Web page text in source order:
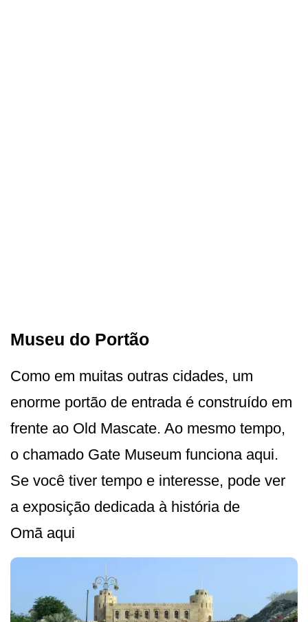
Museu do Portão
Como em muitas outras cidades, um
enorme portão de entrada é construído em
frente ao Old Mascate. Ao mesmo tempo,
o chamado Gate Museum funciona aqui.
Se você tiver tempo e interesse, pode ver
a exposição dedicada à história de
Omã aqui